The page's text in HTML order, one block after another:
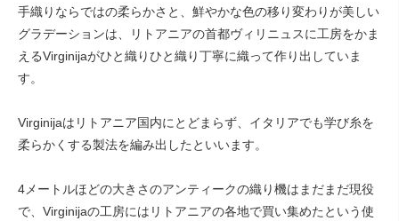
手織りならではの柔らかさと、鮮やかな色の移り変わりが美しい
グラデーションは、リトアニアの首都ヴィリニュスに工房をかま
えるVirginijaがひと織りひと織り丁寧に織って作り出していま
す。
Virginijaはリトアニア国内にとどまらず、イタリアでも学び糸を
柔らかくする製法を編み出したといいます。
4メートルほどの大きさのアンティークの織り機はまだまだ現役
で、Virginijaの工房にはリトアニアの各地で買い集めたという使